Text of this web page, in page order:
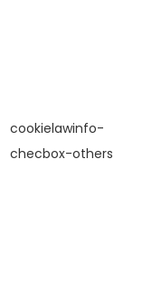
cookielawinfo-
checbox-others